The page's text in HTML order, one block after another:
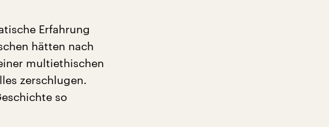
Erfahrung
hätten nach
multiethischen
zerschlugen.
so